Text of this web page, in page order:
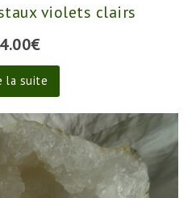
violets clairs
€
la suite